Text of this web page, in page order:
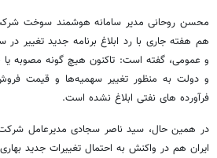
محسن روحانی مدیر سامانه هوشمند سوخت
هم هفته جاری با رد ابلاغ برنامه جدید تغییر
و عمومی، گفته است: تاکنون هیچ گونه مصوبه
و دولت به منظور تغییر سهمیه‌ها و قیمت
فرآورده های نفتی ابلاغ نشده است.
در همین حال، سید ناصر سجادی مدیرعامل
ایران هم در واکنش به احتمال تغییرات جدید